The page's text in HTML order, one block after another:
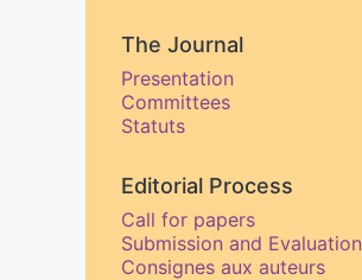
The Journal
Presentation
Committees
Statuts
Editorial Process
Call for papers
Submission and Evaluation
Consignes aux auteurs